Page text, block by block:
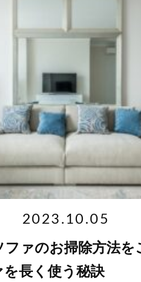
2023.10.05
ァのお掃除方法を
長く使う秘訣